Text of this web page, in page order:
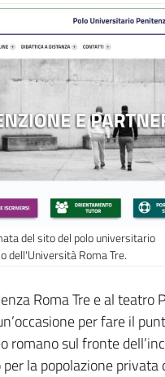
del sito del polo universitario
dell'Università Roma Tre.
Roma Tre e al teatro
per fare il
romano sul fronte
la popolazione privata